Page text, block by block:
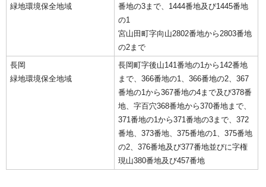
緑地環境保全地域
番地の3まで、1444番地及び1445番地
の1
宮山田町字向山2802番地から2803番地
の2まで
長岡
緑地環境保全地域
長岡町字後山141番地の1から142番地
まで、366番地の1、366番地の2、367
番地の1から367番地の4まで及び378番
地、字百穴368番地から370番地まで、
371番地の1から371番地の3まで、372
番地、373番地、375番地の1、375番地
の2、376番地及び377番地並びに字権
現山380番地及び457番地